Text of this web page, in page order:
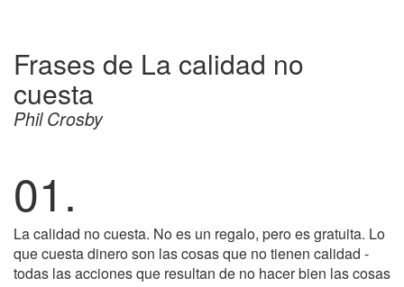
Frases de La calidad no
cuesta
Phil Crosby
01.
La calidad no cuesta. No es un regalo, pero es gratuita. Lo
que cuesta dinero son las cosas que no tienen calidad -
todas las acciones que resultan de no hacer bien las cosas